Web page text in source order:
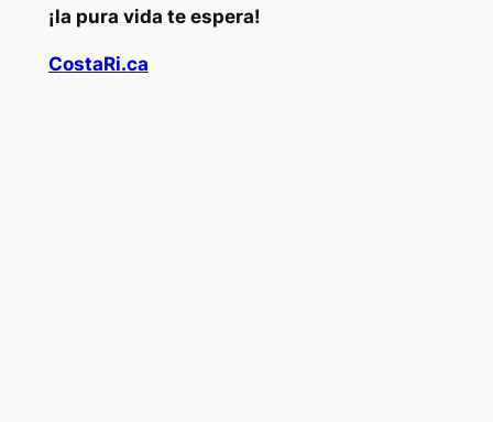
¡la pura vida te espera!
CostaRi.ca